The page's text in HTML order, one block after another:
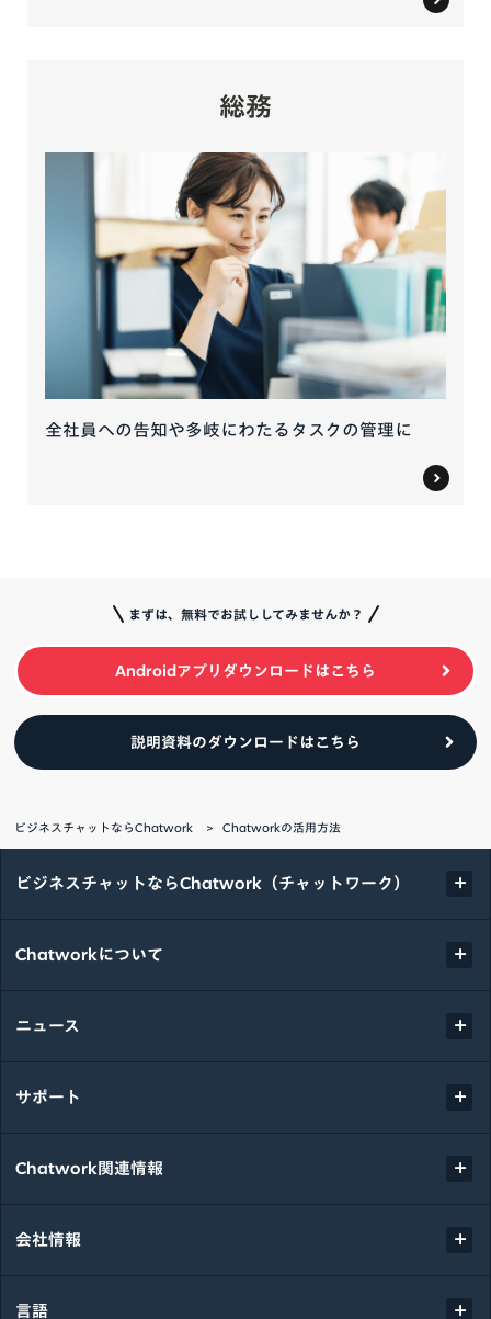
総務
全社員への告知や多岐にわたるタスクの管理に
まずは、無料でお試ししてみませんか？
Androidアプリダウンロードはこちら
説明資料のダウンロードはこちら
ビジネスチャットならChatwork Chatworkの活用方法
ビジネスチャットならChatwork（チャットワーク）
Chatworkについて
ニュース
サポート
Chatwork関連情報
会社情報
言語